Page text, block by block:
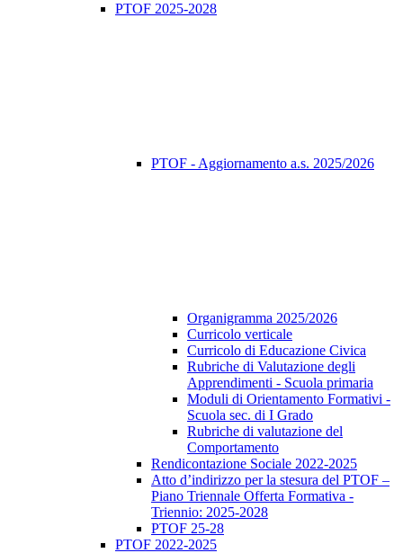
PTOF 2025-2028
PTOF - Aggiornamento a.s. 2025/2026
Organigramma 2025/2026
Curricolo verticale
Curricolo di Educazione Civica
Rubriche di Valutazione degli
Apprendimenti - Scuola primaria
Moduli di Orientamento Formativi -
Scuola sec. di I Grado
Rubriche di valutazione del
Comportamento
Rendicontazione Sociale 2022-2025
Atto d’indirizzo per la stesura del PTOF –
Piano Triennale Offerta Formativa -
Triennio: 2025-2028
PTOF 25-28
PTOF 2022-2025